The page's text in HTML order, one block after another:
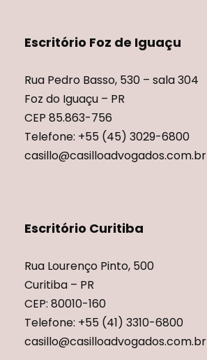
Escritório Foz de Iguaçu
Rua Pedro Basso, 530 – sala 304
Foz do Iguaçu – PR
CEP 85.863-756
Telefone: +55 (45) 3029-6800
casillo@casilloadvogados.com.br
Escritório Curitiba
Rua Lourenço Pinto, 500
Curitiba – PR
CEP: 80010-160
Telefone: +55 (41) 3310-6800
casillo@casilloadvogados.com.br